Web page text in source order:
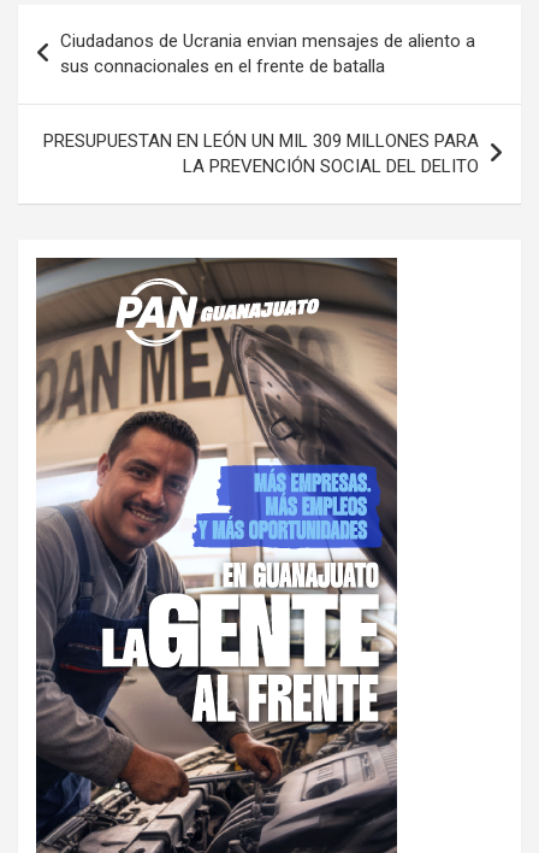
de
entradas
Ciudadanos de Ucrania envian mensajes de aliento a
sus connacionales en el frente de batalla
PRESUPUESTAN EN LEÓN UN MIL 309 MILLONES PARA
LA PREVENCIÓN SOCIAL DEL DELITO